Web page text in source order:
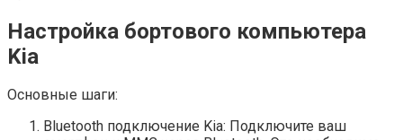
Настройка бортового компьютера
Kia
Основные шаги:
Bluetooth подключение Kia: Подключите ваш